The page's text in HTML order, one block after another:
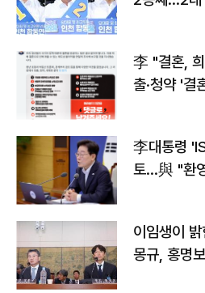
李 "결혼,
출·청약 '결
李대통령
토…與 "환
이임생이
몽규, 홍명